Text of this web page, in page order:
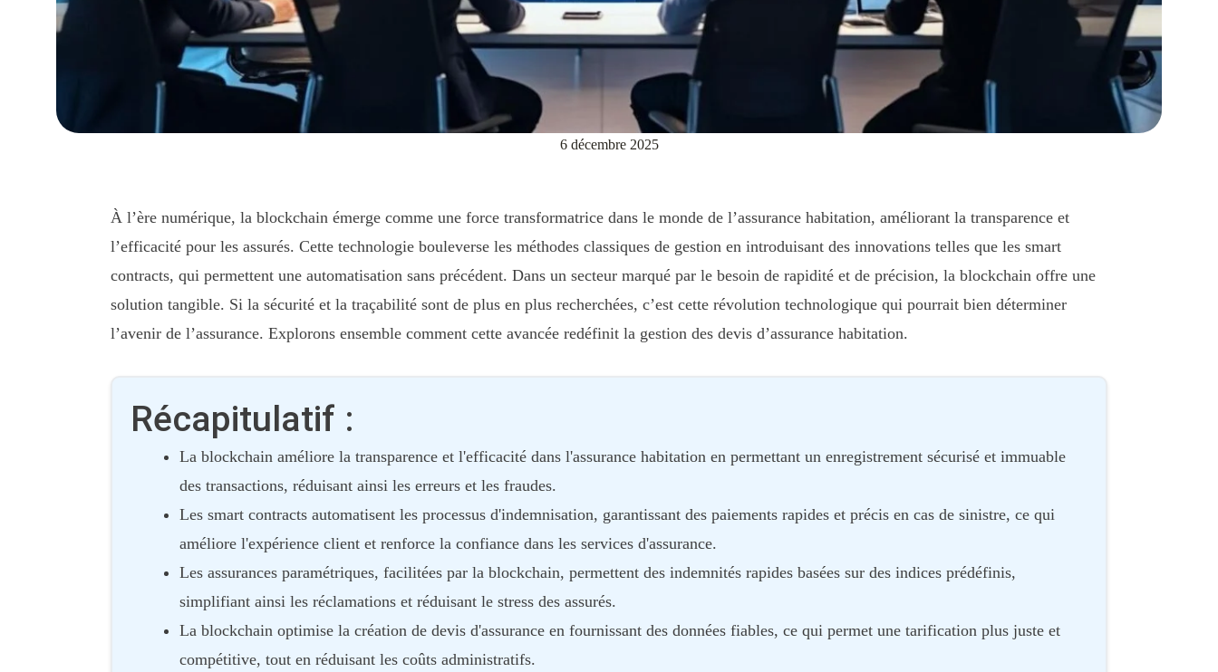
6 décembre 2025
À l’ère numérique, la blockchain émerge comme une force transformatrice dans le monde de l’assurance habitation, améliorant la transparence et
l’efficacité pour les assurés. Cette technologie bouleverse les méthodes classiques de gestion en introduisant des innovations telles que les smart
contracts, qui permettent une automatisation sans précédent. Dans un secteur marqué par le besoin de rapidité et de précision, la blockchain offre une
solution tangible. Si la sécurité et la traçabilité sont de plus en plus recherchées, c’est cette révolution technologique qui pourrait bien déterminer
l’avenir de l’assurance. Explorons ensemble comment cette avancée redéfinit la gestion des devis d’assurance habitation.
Récapitulatif :
La blockchain améliore la transparence et l'efficacité dans l'assurance habitation en permettant un enregistrement sécurisé et immuable
des transactions, réduisant ainsi les erreurs et les fraudes.
Les smart contracts automatisent les processus d'indemnisation, garantissant des paiements rapides et précis en cas de sinistre, ce qui
améliore l'expérience client et renforce la confiance dans les services d'assurance.
Les assurances paramétriques, facilitées par la blockchain, permettent des indemnités rapides basées sur des indices prédéfinis,
simplifiant ainsi les réclamations et réduisant le stress des assurés.
La blockchain optimise la création de devis d'assurance en fournissant des données fiables, ce qui permet une tarification plus juste et
compétitive, tout en réduisant les coûts administratifs.